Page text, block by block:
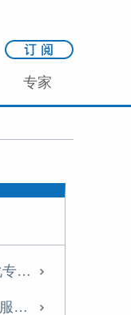
专家
新规出台，助力地方AMC规范化专业化发展丨曾刚专栏
曾刚专访：做好养老金融产品与服务创新，提升国民养老意识与养老储备